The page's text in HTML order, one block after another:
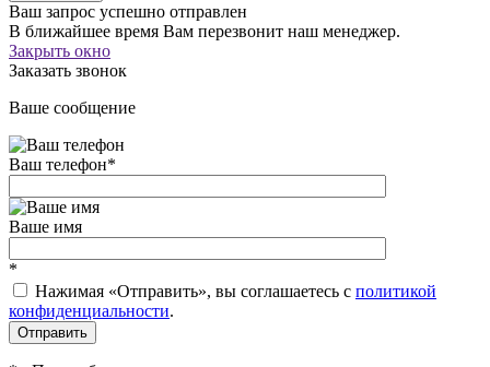
Ваш запрос успешно отправлен
В ближайшее время Вам перезвонит наш менеджер.
Закрыть окно
Заказать звонок
Ваше сообщение
Ваш телефон*
Ваше имя
*
Нажимая «Отправить», вы соглашаетесь c политикой
конфиденциальности.